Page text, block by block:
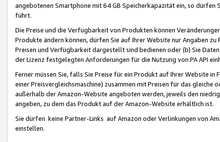
angebotenen Smartphone mit 64 GB Speicherkapazität ein, so dürfen
führt.
Die Preise und die Verfügbarkeit von Produkten können
Produkte ändern können, dürfen Sie auf Ihrer Website nur Angaben
Preisen und Verfügbarkeit dargestellt sind bedienen oder (b) Sie
der Lizenz festgelegten Anforderungen für die Nutzung von PA API
Ferner müssen Sie, falls Sie Preise für ein Produkt auf Ihrer Website
einer Preisvergleichsmaschine) zusammen mit Preisen für das
außerhalb der Amazon-Website angeboten werden, jeweils den
angeben, zu dem das Produkt auf der Amazon-Website erhältlich ist.
Sie dürfen keine Partner-Links auf Amazon oder Verlinkungen von
einstellen.